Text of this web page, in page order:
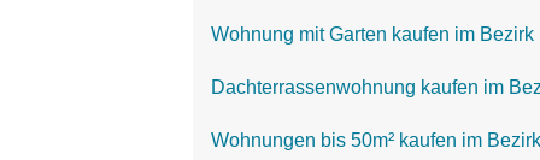
Wohnung mit Garten kaufen im
Dachterrassenwohnung kaufen im
Wohnungen bis 50m² kaufen im